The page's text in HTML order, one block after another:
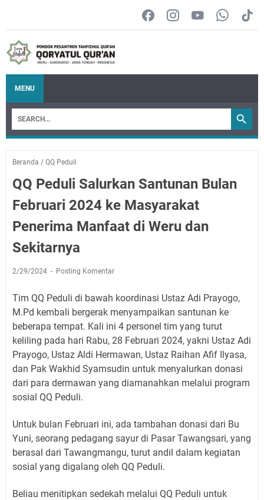
MENU
Beranda / QQ Peduli
QQ Peduli Salurkan Santunan Bulan
Februari 2024 ke Masyarakat
Penerima Manfaat di Weru dan
Sekitarnya
2/29/2024 Posting Komentar
Tim QQ Peduli di bawah koordinasi Ustaz Adi Prayogo,
M.Pd kembali bergerak menyampaikan santunan ke
beberapa tempat. Kali ini 4 personel tim yang turut
keliling pada hari Rabu, 28 Februari 2024, yakni Ustaz Adi
Prayogo, Ustaz Aldi Hermawan, Ustaz Raihan Afif Ilyasa,
dan Pak Wakhid Syamsudin untuk menyalurkan donasi
dari para dermawan yang diamanahkan melalui program
sosial QQ Peduli.
Untuk bulan Februari ini, ada tambahan donasi dari Bu
Yuni, seorang pedagang sayur di Pasar Tawangsari, yang
berasal dari Tawangmangu, turut andil dalam kegiatan
sosial yang digalang oleh QQ Peduli.
Beliau menitipkan sedekah melalui QQ Peduli untuk